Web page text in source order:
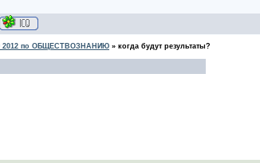
2012 по ОБЩЕСТВОЗНАНИЮ » когда будут результаты?